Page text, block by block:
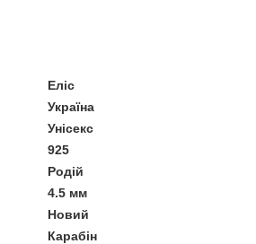
Еліс
Україна
Унісекс
925
Родій
4.5 мм
Новий
Карабін